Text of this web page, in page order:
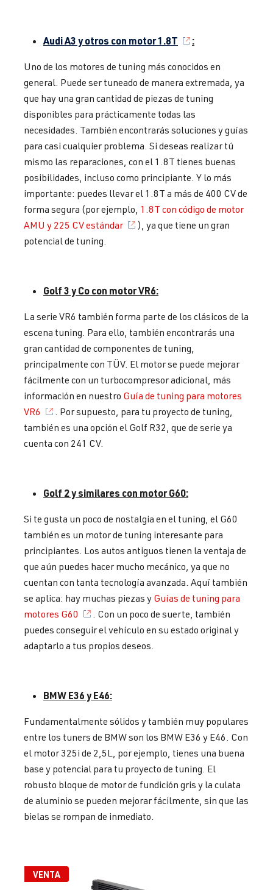
Audi A3 y otros con motor 1.8T :
Uno de los motores de tuning más conocidos en
general. Puede ser tuneado de manera extremada, ya
que hay una gran cantidad de piezas de tuning
disponibles para prácticamente todas las
necesidades. También encontrarás soluciones y guías
para casi cualquier problema. Si deseas realizar tú
mismo las reparaciones, con el 1.8T tienes buenas
posibilidades, incluso como principiante. Y lo más
importante: puedes llevar el 1.8T a más de 400 CV de
forma segura (por ejemplo, 1.8T con código de motor
AMU y 225 CV estándar
), ya que tiene un gran
potencial de tuning.
Golf 3 y Co con motor VR6:
La serie VR6 también forma parte de los clásicos de la
escena tuning. Para ello, también encontrarás una
gran cantidad de componentes de tuning,
principalmente con TÜV. El motor se puede mejorar
fácilmente con un turbocompresor adicional, más
información en nuestro Guía de tuning para motores
VR6
. Por supuesto, para tu proyecto de tuning,
también es una opción el Golf R32, que de serie ya
cuenta con 241 CV.
Golf 2 y similares con motor G60:
Si te gusta un poco de nostalgia en el tuning, el G60
también es un motor de tuning interesante para
principiantes. Los autos antiguos tienen la ventaja de
que aún puedes hacer mucho mecánico, ya que no
cuentan con tanta tecnología avanzada. Aquí también
se aplica: hay muchas piezas y Guías de tuning para
motores G60
. Con un poco de suerte, también
puedes conseguir el vehículo en su estado original y
adaptarlo a tus propios deseos.
BMW E36 y E46:
Fundamentalmente sólidos y también muy populares
entre los tuners de BMW son los BMW E36 y E46. Con
el motor 325i de 2,5L, por ejemplo, tienes una buena
base y potencial para tu proyecto de tuning. El
robusto bloque de motor de fundición gris y la culata
de aluminio se pueden mejorar fácilmente, sin que las
bielas se rompan de inmediato.
VENTA